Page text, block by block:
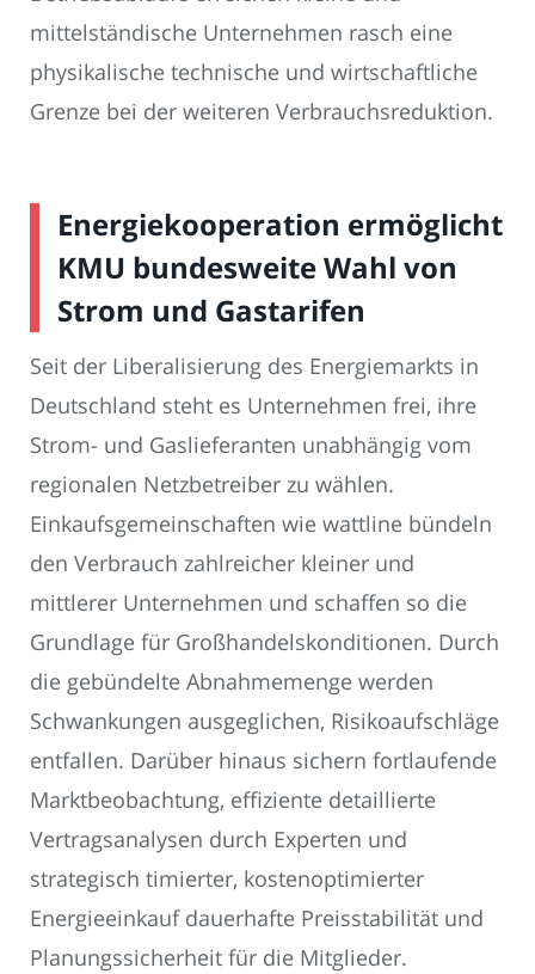
mittelständische Unternehmen rasch eine
physikalische technische und wirtschaftliche
Grenze bei der weiteren Verbrauchsreduktion.
Energiekooperation ermöglicht
KMU bundesweite Wahl von
Strom und Gastarifen
Seit der Liberalisierung des Energiemarkts in
Deutschland steht es Unternehmen frei, ihre
Strom- und Gaslieferanten unabhängig vom
regionalen Netzbetreiber zu wählen.
Einkaufsgemeinschaften wie wattline bündeln
den Verbrauch zahlreicher kleiner und
mittlerer Unternehmen und schaffen so die
Grundlage für Großhandelskonditionen. Durch
die gebündelte Abnahmemenge werden
Schwankungen ausgeglichen, Risikoaufschläge
entfallen. Darüber hinaus sichern fortlaufende
Marktbeobachtung, effiziente detaillierte
Vertragsanalysen durch Experten und
strategisch timierter, kostenoptimierter
Energieeinkauf dauerhafte Preisstabilität und
Planungssicherheit für die Mitglieder.